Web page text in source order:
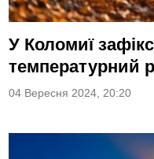
У Коломиї
температурний
04 Вересня 2024, 20:20